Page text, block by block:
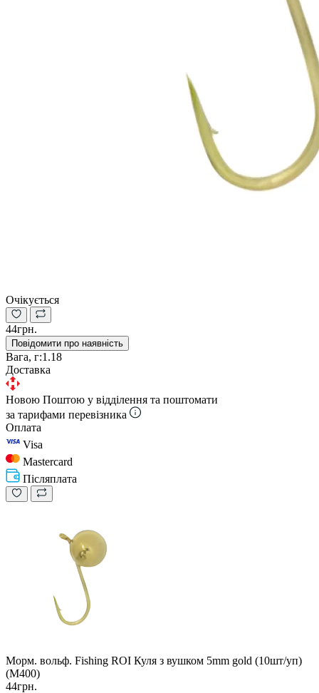
Очікується
44грн.
Повідомити про наявність
Вага, г:1.18
Доставка
Новою Поштою у відділення та поштомати
за тарифами перевізника
Оплата
Visa
Mastercard
Післяплата
Морм. вольф. Fishing ROI Куля з вушком 5mm gold (10шт/уп)
(M400)
44грн.